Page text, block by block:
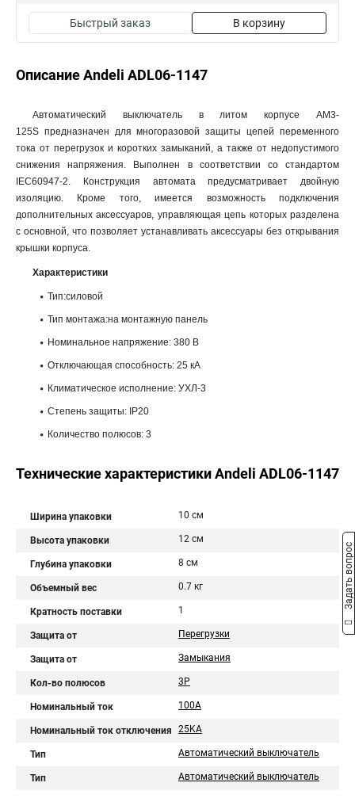
Быстрый заказ В корзину
Описание Andeli ADL06-1147
Автоматический выключатель в литом корпусе AM3-
125S предназначен для многоразовой защиты цепей переменного
тока от перегрузок и коротких замыканий, а также от недопустимого
снижения напряжения. Выполнен в соответствии со стандартом
IEC60947-2. Конструкция автомата предусматривает двойную
изоляцию. Кроме того, имеется возможность подключения
дополнительных аксессуаров, управляющая цепь которых разделена
с основной, что позволяет устанавливать аксессуары без открывания
крышки корпуса.
Характеристики
Тип:силовой
Тип монтажа:на монтажную панель
Номинальное напряжение: 380 В
Отключающая способность: 25 кА
Климатическое исполнение: УХЛ-3
Степень защиты: IP20
Количество полюсов: 3
Технические характеристики Andeli ADL06-1147
Ширина упаковки 10 см
Высота упаковки 12 см
Глубина упаковки 8 см
Объемный вес 0.7 кг
Кратность поставки 1
Защита от Перегрузки
Защита от Замыкания
Кол-во полюсов 3P
Номинальный ток 100A
Номинальный ток отключения 25KA
Тип Автоматический выключатель
Тип Автоматический выключатель
Задать вопрос